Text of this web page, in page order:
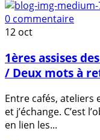
0 commentaire
12 oct
1ères assises
/ Deux mots à
Entre cafés, ateliers
et j’échange. C’est
en lien les...